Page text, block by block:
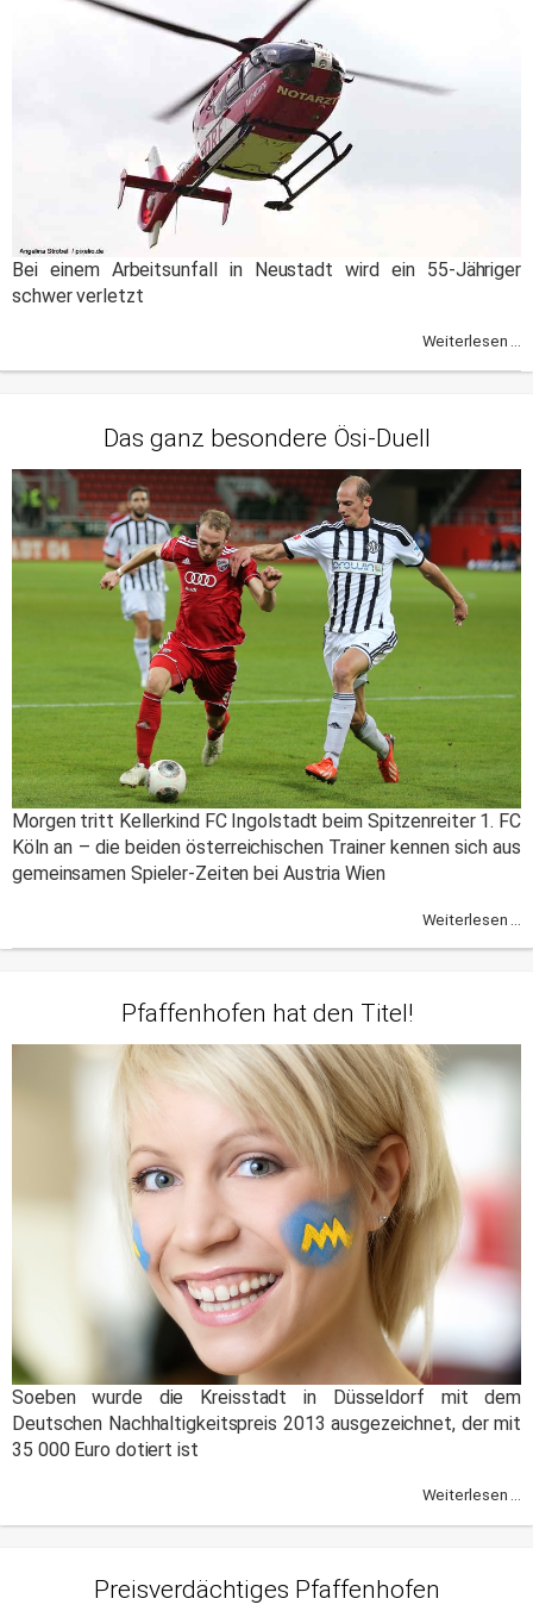
Bei einem Arbeitsunfall in Neustadt wird ein 55-Jähriger
schwer verletzt
Weiterlesen ...
Das ganz besondere Ösi-Duell
Morgen tritt Kellerkind FC Ingolstadt beim Spitzenreiter 1. FC
Köln an – die beiden österreichischen Trainer kennen sich aus
gemeinsamen Spieler-Zeiten bei Austria Wien
Weiterlesen ...
Pfaffenhofen hat den Titel!
Soeben wurde die Kreisstadt in Düsseldorf mit dem
Deutschen Nachhaltigkeitspreis 2013 ausgezeichnet, der mit
35 000 Euro dotiert ist
Weiterlesen ...
Preisverdächtiges Pfaffenhofen